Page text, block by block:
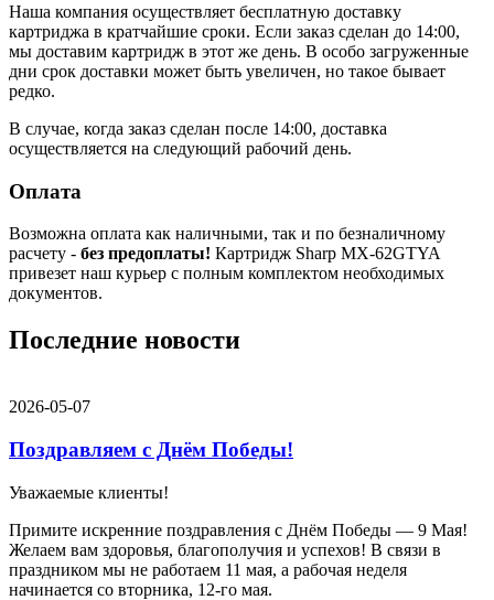
Наша компания осуществляет бесплатную доставку
картриджа в кратчайшие сроки. Если заказ сделан до 14:00,
мы доставим картридж в этот же день. В особо загруженные
дни срок доставки может быть увеличен, но такое бывает
редко.
В случае, когда заказ сделан после 14:00, доставка
осуществляется на следующий рабочий день.
Оплата
Возможна оплата как наличными, так и по безналичному
расчету - без предоплаты! Картридж Sharp MX-62GTYA
привезет наш курьер с полным комплектом необходимых
документов.
Последние новости
2026-05-07
Поздравляем с Днём Победы!
Уважаемые клиенты!
Примите искренние поздравления с Днём Победы — 9 Мая!
Желаем вам здоровья, благополучия и успехов! В связи в
праздником мы не работаем 11 мая, а рабочая неделя
начинается со вторника, 12-го мая.